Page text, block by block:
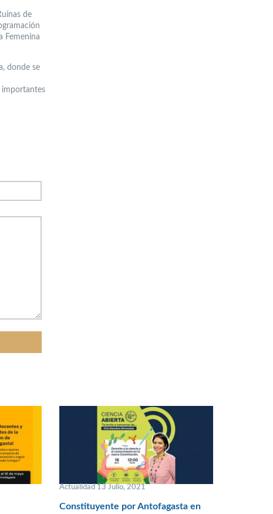
de
Femenina
donde se
importantes
Actualidad 13 Julio, 2021
Constituyente por Antofagasta en